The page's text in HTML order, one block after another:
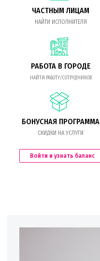
ЧАСТНЫМ ЛИЦАМ
НАЙТИ ИСПОЛНИТЕЛЯ
РАБОТА В ГОРОДЕ
НАЙТИ РАБОТУ/СОТРУДНИКОВ
БОНУСНАЯ ПРОГРАММА
СКИДКИ НА УСЛУГИ
Войти и узнать баланс